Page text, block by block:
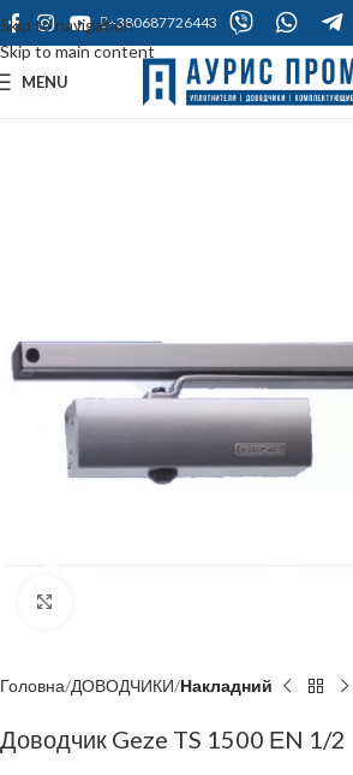
Skip to navigation
Skip to main content
+380687726443
MENU
Головна ДОВОДЧИКИ Накладний
Доводчик Geze TS 1500 ЕN 1/2